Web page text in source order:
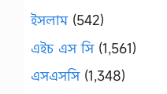
ইসলাম(542)
এইচ এস সি(1,561)
এসএসসি(1,348)